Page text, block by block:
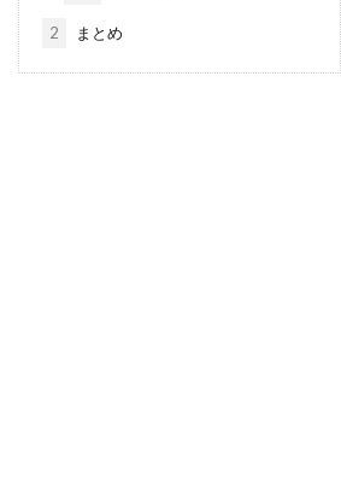
2 まとめ